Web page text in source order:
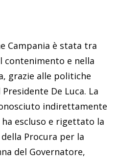
Campania è stata tra
contenimento e nella
grazie alle politiche
De Luca. La
indirettamente
escluso e rigettato la
Procura per la
del Governatore,